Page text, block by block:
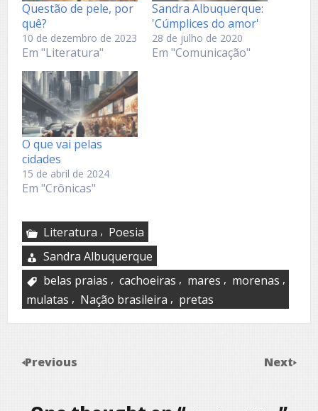
Questão de pele, por
quê?
10 de dezembro de 2023
Em "Literatura"
Sandra Albuquerque:
'Cúmplices do amor'
28 de julho de 2020
Em "Comunicação"
O que vai pelas
cidades
15 de abril de 2024
Em "Crônicas"
Literatura , Poesia
Sandra Albuquerque
belas praias , cachoeiras , mares , morenas ,
mulatas , Nação brasileira , pretas
Previous Next